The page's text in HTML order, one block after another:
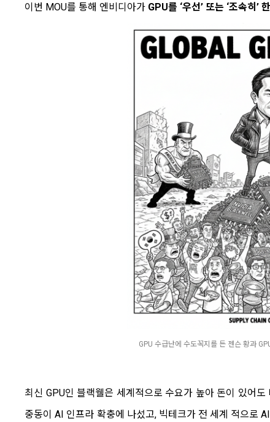
이번 MOU를 통해 엔비디아가 GPU를 ‘우선’ 또는 ‘조속히’
GPU 수급난에 수도꼭지를 든 젠슨 황과
최신 GPU인 블랙웰은 세계적으로 수요가 높아 돈이 있어
중동이 AI 인프라 확충에 나섰고, 빅테크가 전 세계 적으로